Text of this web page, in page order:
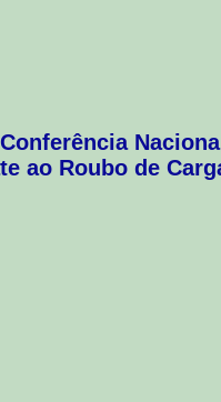
ao Roubo de